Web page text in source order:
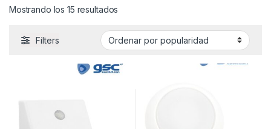
Mostrando los 15 resultados
Filters